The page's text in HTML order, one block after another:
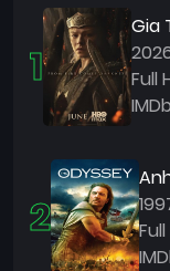
1
Gia
Full
2